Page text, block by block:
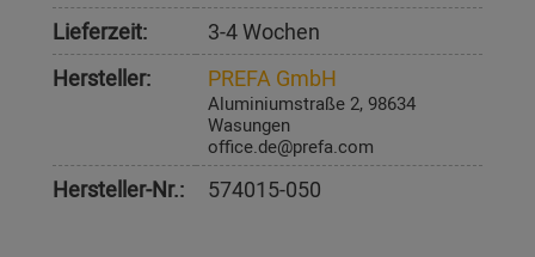
Lieferzeit:
3-4 Wochen
Hersteller:
PREFA GmbH
Aluminiumstraße 2, 98634
Wasungen
office.de@prefa.com
Hersteller-Nr.: 574015-050